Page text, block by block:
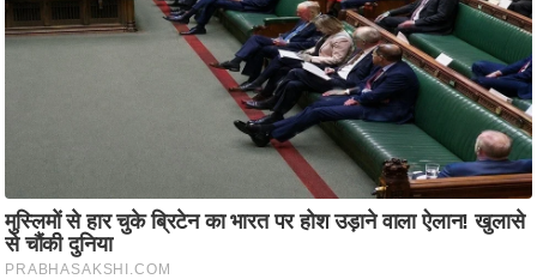
र्म
त्यो
हा
र